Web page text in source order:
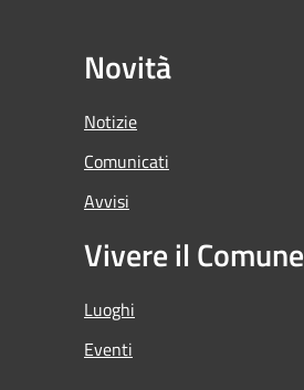
Novità
Notizie
Comunicati
Avvisi
Vivere il Comune
Luoghi
Eventi